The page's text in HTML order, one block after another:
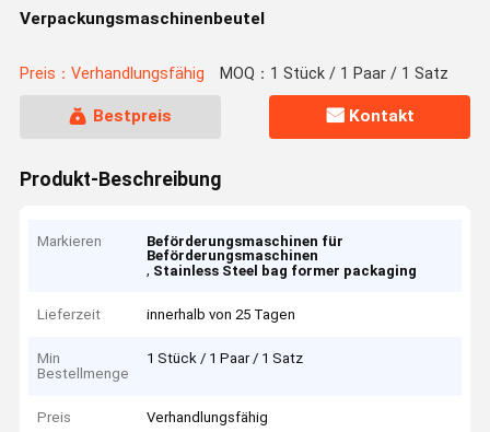
Verpackungsmaschinenbeutel
Preis：Verhandlungsfähig MOQ：1 Stück / 1 Paar / 1 Satz
Bestpreis Kontakt
Produkt-Beschreibung
Markieren
Beförderungsmaschinen für
Beförderungsmaschinen
, Stainless Steel bag former packaging
Lieferzeit innerhalb von 25 Tagen
Min
Bestellmenge
1 Stück / 1 Paar / 1 Satz
Preis Verhandlungsfähig